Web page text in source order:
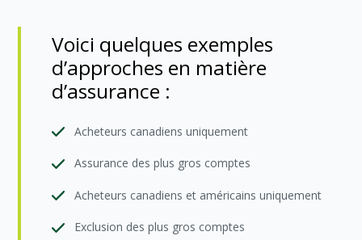
Voici quelques exemples
d’approches en matière
d’assurance :
Acheteurs canadiens uniquement
Assurance des plus gros comptes
Acheteurs canadiens et américains uniquement
Exclusion des plus gros comptes